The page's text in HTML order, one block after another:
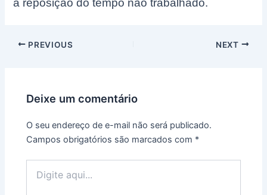
a reposição do tempo não trabalhado.
Post
PREVIOUS NEXT
Deixe um comentário
O seu endereço de e-mail não será publicado.
Campos obrigatórios são marcados com *
aqui...